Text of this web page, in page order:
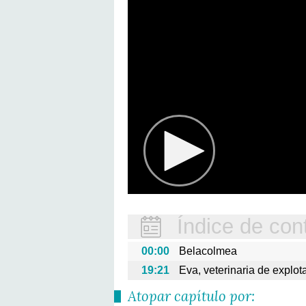
Índice de
00:00
Belacolmea
19:21
Eva, veterinaria de
Atopar capítulo por: